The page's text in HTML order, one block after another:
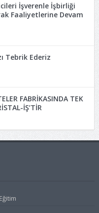
İşverenle İşbirliği
Faaliyetlerine Devam
Tebrik Ederiz
FABRİKASINDA TEK
İŞ’TİR
Eğitim